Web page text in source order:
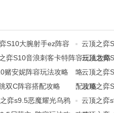
S10大腕射手ez阵容
云顶之弈
容玩法攻略
弈S10音浪刺客卡特阵
云顶之弈
略
赌安妮阵容玩法攻略
云顶之弈
配攻略
双C阵容搭配攻略
云顶之弈
弈s9.5恶魔耀光乌鸦
云顶之弈